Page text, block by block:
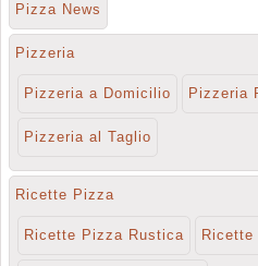
Pizza News
Pizzeria
Pizzeria a Domicilio Pizzeria
Pizzeria al Taglio
Ricette Pizza
Ricette Pizza Rustica